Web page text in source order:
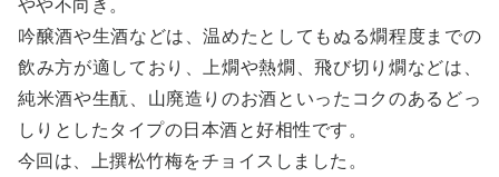
やや不向き。
吟醸酒や生酒などは、温めたとしてもぬる燗程度までの
飲み方が適しており、上燗や熱燗、飛び切り燗などは、
純米酒や生酛、山廃造りのお酒といったコクのあるどっ
しりとしたタイプの日本酒と好相性です。
今回は、上撰松竹梅をチョイスしました。